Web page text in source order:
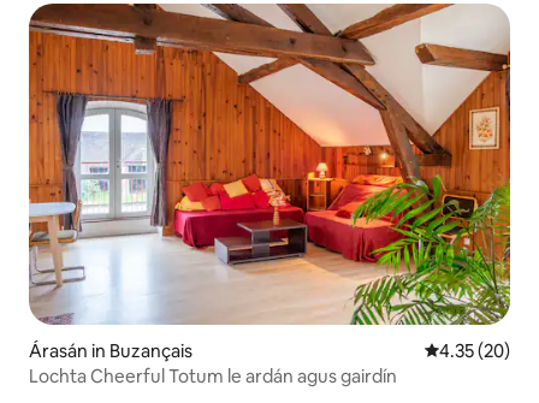
Árasán in Buzançais Meánrátáil
4.35 (20)
Lochta Cheerful Totum le ardán agus gairdín